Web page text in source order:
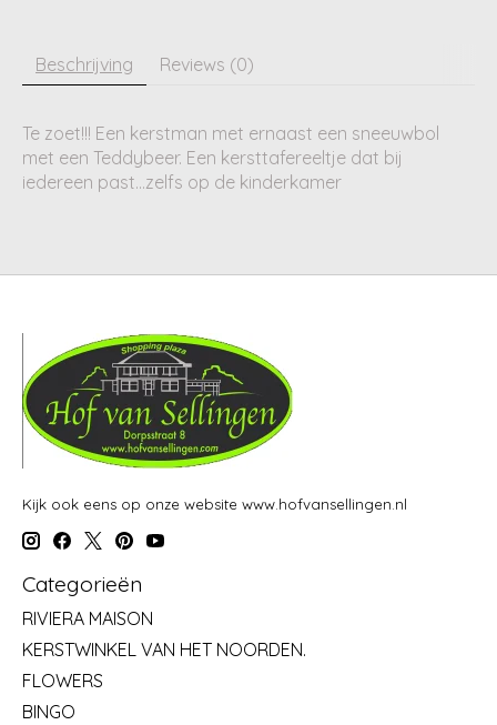
Beschrijving Reviews (0)
Te zoet!!! Een kerstman met ernaast een sneeuwbol
met een Teddybeer. Een kersttafereeltje dat bij
iedereen past...zelfs op de kinderkamer
Kijk ook eens op onze website www.hofvansellingen.nl
Categorieën
RIVIERA MAISON
KERSTWINKEL VAN HET NOORDEN.
FLOWERS
BINGO